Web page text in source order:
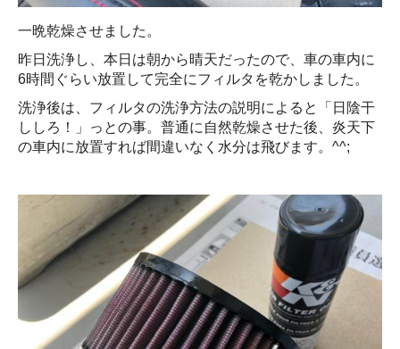
一晩乾燥させました。
昨日洗浄し、本日は朝から晴天だったので、車の車内に
6時間ぐらい放置して完全にフィルタを乾かしました。
洗浄後は、フィルタの洗浄方法の説明によると「日陰干
ししろ！」っとの事。普通に自然乾燥させた後、炎天下
の車内に放置すれば間違いなく水分は飛びます。^^;